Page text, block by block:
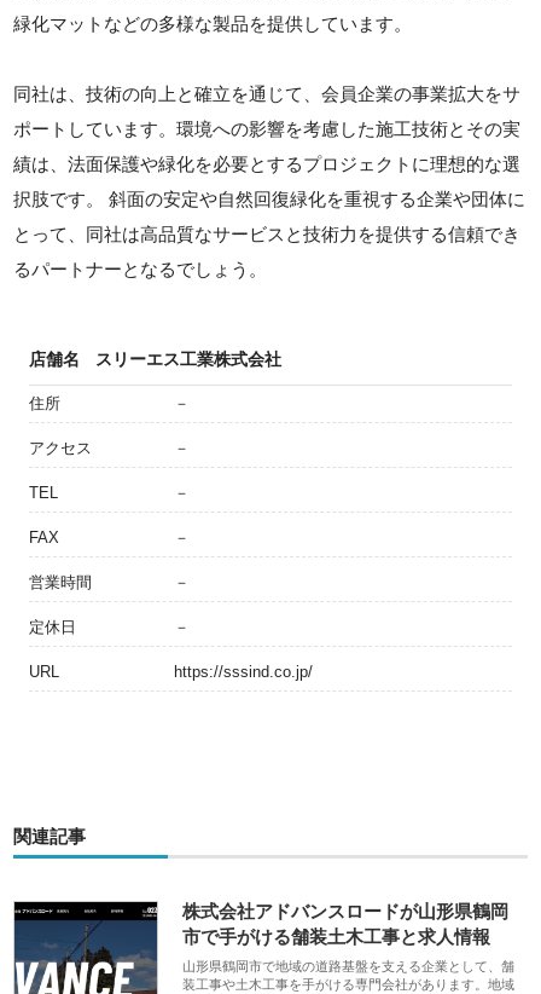
緑化マットなどの多様な製品を提供しています。
同社は、技術の向上と確立を通じて、会員企業の事業拡大をサ
ポートしています。環境への影響を考慮した施工技術とその実
績は、法面保護や緑化を必要とするプロジェクトに理想的な選
択肢です。 斜面の安定や自然回復緑化を重視する企業や団体に
とって、同社は高品質なサービスと技術力を提供する信頼でき
るパートナーとなるでしょう。
店舗名 スリーエス工業株式会社
住所 －
アクセス －
TEL －
FAX －
営業時間 －
定休日 －
URL https://sssind.co.jp/
関連記事
株式会社アドバンスロードが山形県鶴岡
市で手がける舗装土木工事と求人情報
山形県鶴岡市で地域の道路基盤を支える企業として、舗
装工事や土木工事を手がける専門会社があります。地域